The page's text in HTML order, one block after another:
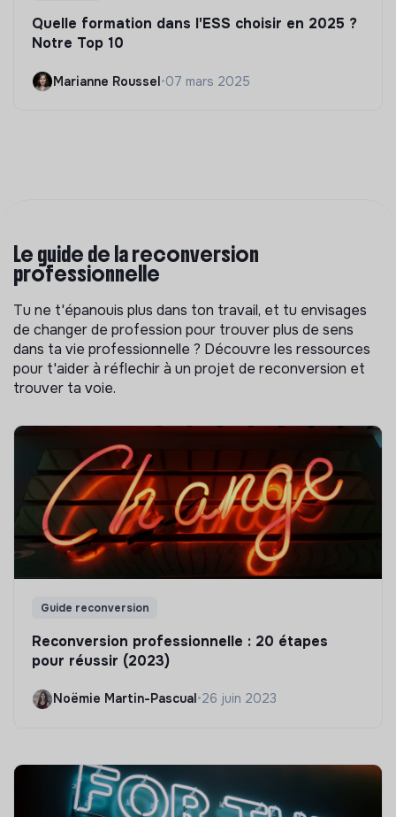
Quelle formation dans l'ESS choisir en 2025 ?
Notre Top 10
Marianne Roussel•07 mars 2025
Le guide de la reconversion
professionnelle
Tu ne t'épanouis plus dans ton travail, et tu envisages
de changer de profession pour trouver plus de sens
dans ta vie professionnelle ? Découvre les ressources
pour t'aider à réflechir à un projet de reconversion et
trouver ta voie.
Guide reconversion
Reconversion professionnelle : 20 étapes
pour réussir (2023)
Noëmie Martin-Pascual •26 juin 2023